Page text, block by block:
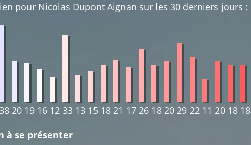
pour Nicolas Dupont Aignan sur les 30 derniers jours :
20 19 16 12 33 13 15 18 21 17 26 18 20 29 22 11 20 18 18
à se présenter